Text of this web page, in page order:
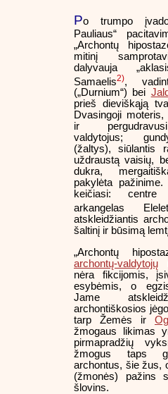
Po trumpo
Pauliaus“
„Archontų
mitinį
dalyvauja
Samaelis2),
(„Durnium“) bei
prieš dieviškąją
Dvasingoji
ir
valdytojus;
(žaltys), siūlantis
uždraustą vaisių,
dukra,
pakylėta
keičiasi:
arkangelas
atskleidžiantis
šaltinį ir būsimą
„Archontų
archontų-valdytojų
nėra fikcijomis,
esybėmis, o
Jame
archontiškosios
tarp Žemės ir
žmogaus likimas
pirmapradžių
žmogus taps
archontus, šie žus,
(žmonės) pažins
šlovins.